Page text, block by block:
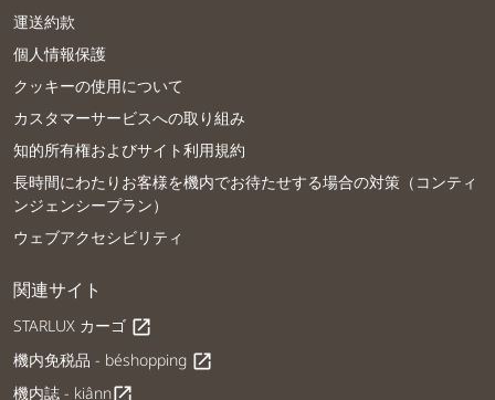
運送約款
個人情報保護
クッキーの使用について
カスタマーサービスへの取り組み
知的所有権およびサイト利用規約
長時間にわたりお客様を機内でお待たせする場合の対策（コンティ
ンジェンシープラン）
ウェブアクセシビリティ
関連サイト
STARLUX カーゴ open_in_new
機内免税品 - béshopping open_in_new
機内誌 - kiânnopen_in_new